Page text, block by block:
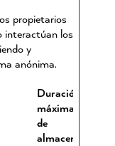
propietarios
interactúan los
y
anónima.
Duración
máxima
de
almacenamiento